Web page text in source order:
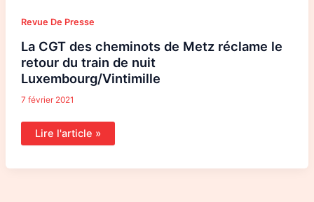
Revue De Presse
La CGT des cheminots de Metz réclame le
retour du train de nuit
Luxembourg/Vintimille
7 février 2021
Lire l'article »